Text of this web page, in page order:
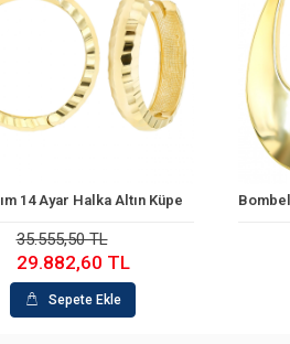
Sepete Ekle
14 Ayar Halka Altın Küpe
35.555,50 TL
29.882,60 TL
Sepete Ekle